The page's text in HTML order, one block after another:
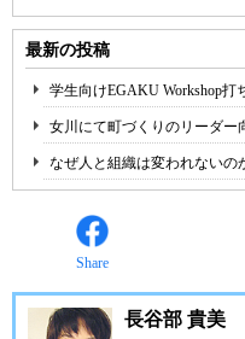
最新の投稿
学生向けEGAKU Workshop打
女川にて町づくりのリーダー
なぜ人と組織は変われないの
Share
長谷部 貴美